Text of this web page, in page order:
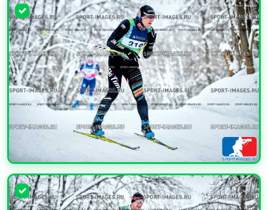
УВЕЛИЧИТЬ